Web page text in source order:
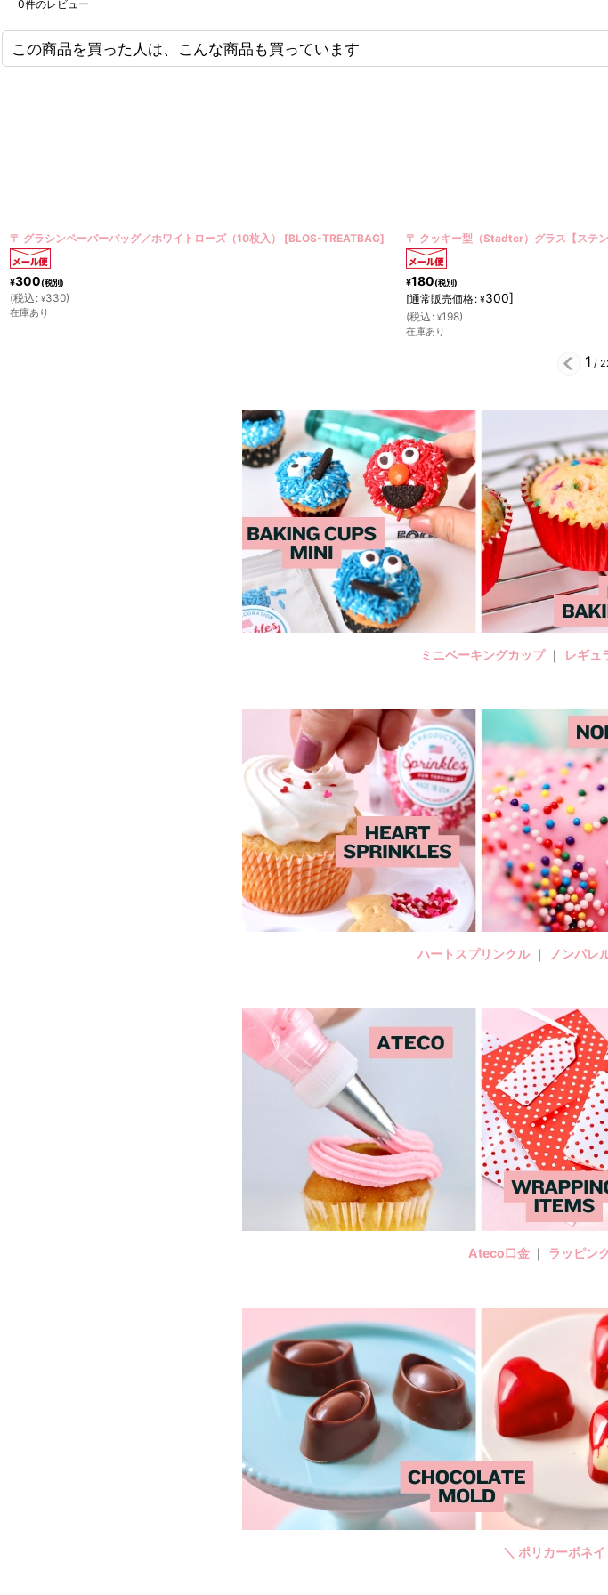
0件のレビュー
この商品を買った人は、こんな商品も買っています
〒 クッキー型（Stadter）グラス【ステンレス】 [G216600]
¥180(税別)
[通常販売価格
(税込: ¥198
〒 クッキー型（Stadter）ハンマー【ス
¥240(税別)
[通常販売価格: ¥400]
(税込 : ¥264)
在庫あり
2 /
ミニベーキングカップ｜ レギュ
ハートスプリンクル｜ ノンパレ
Ateco口金 ｜ ラッピン
＼ ポリカーボネ